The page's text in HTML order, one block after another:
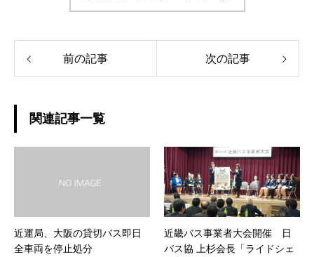
前の記事 次の記事
関連記事一覧
近運局、大阪の貸切バス即日
全車両を停止処分
近畿バス事業者大会開催 日
バス協 上杉会長「ライドシェ